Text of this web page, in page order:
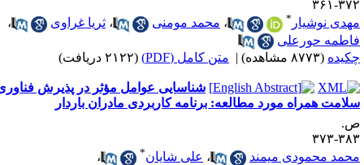
۳۶۱
نوشیار* ،محمد مومنی ،ثریا غراوی
،
حورعلی
(۸۷۷۳ مشاهده) | متن کامل (PDF) (۲۱۲۲ دریافت)
شناسایی عوامل مؤثر در پذیرش فناوری
همراه مورد مطالعه: برنامه کاربردی مادران باردار
۳۷۳
محمودی میمند
،علی شایان *
،